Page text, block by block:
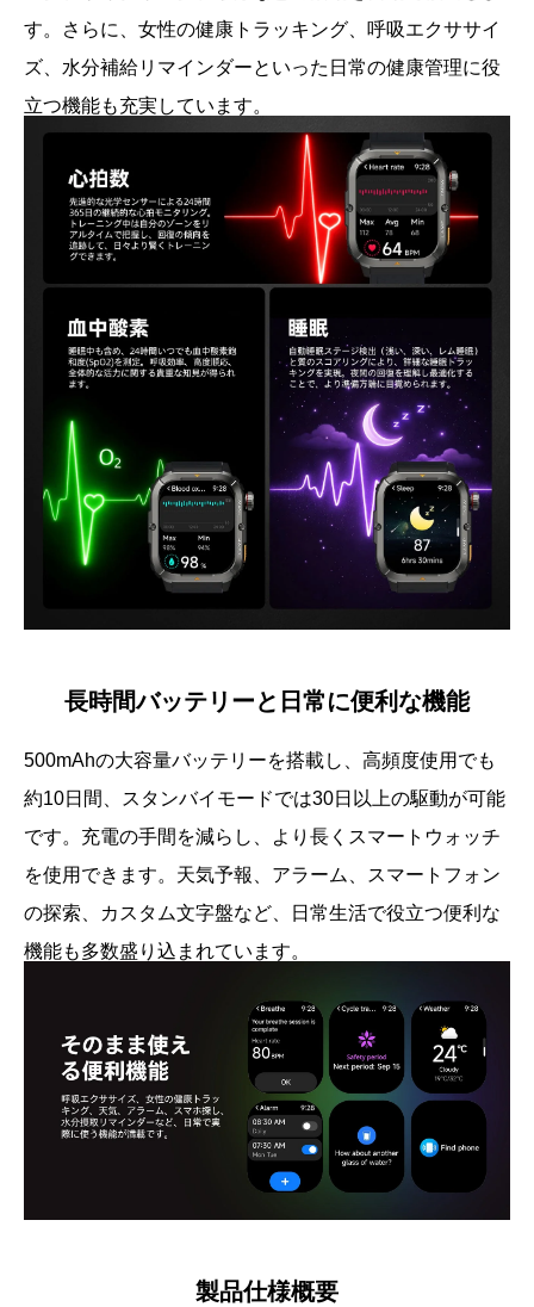
す。さらに、女性の健康トラッキング、呼吸エクササイ
ズ、水分補給リマインダーといった日常の健康管理に役
立つ機能も充実しています。
長時間バッテリーと日常に便利な機能
500mAhの大容量バッテリーを搭載し、高頻度使用でも
約10日間、スタンバイモードでは30日以上の駆動が可能
です。充電の手間を減らし、より長くスマートウォッチ
を使用できます。天気予報、アラーム、スマートフォン
の探索、カスタム文字盤など、日常生活で役立つ便利な
機能も多数盛り込まれています。
製品仕様概要